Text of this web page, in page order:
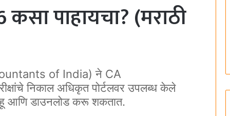
पाहायचा? (मराठी
of India) ने CA
निकाल अधिकृत पोर्टलवर उपलब्ध केले
आणि डाउनलोड करू शकतात.